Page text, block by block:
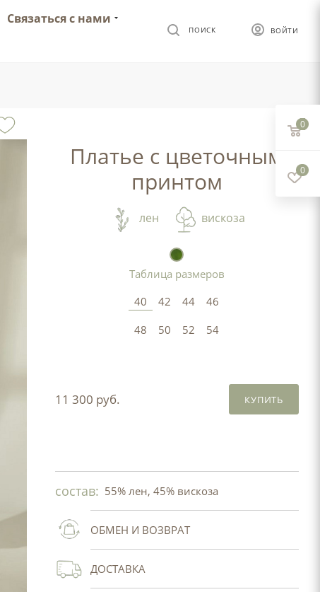
ВОЙТИ
ПОИСК
Связаться с нами
Платье с цветочным
принтом
лен вискоза
Таблица размеров
40
42 44
46
48
50 52 54
11 300 руб. КУПИТЬ
состав: 55% лен, 45% вискоза
ОБМЕН И ВОЗВРАТ
ДОСТАВКА
0
0